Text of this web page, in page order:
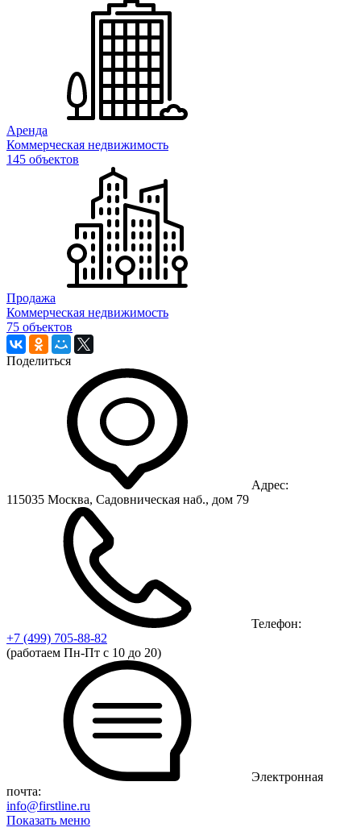
Аренда
Коммерческая недвижимость
145 объектов
Продажа
Коммерческая недвижимость
75 объектов
Поделиться
Адрес:
115035 Москва, Садовническая наб., дом 79
Телефон:
+7 (499) 705-88-82
(работаем Пн-Пт с 10 до 20)
Электронная
почта:
info@firstline.ru
Показать меню